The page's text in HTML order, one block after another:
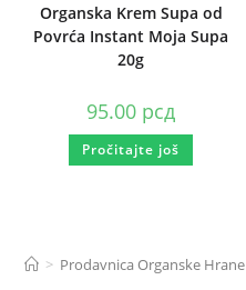
Organska Krem Supa od
Povrća Instant Moja Supa
20g
95.00 рсд
Pročitajte još
> Prodavnica Organske Hrane